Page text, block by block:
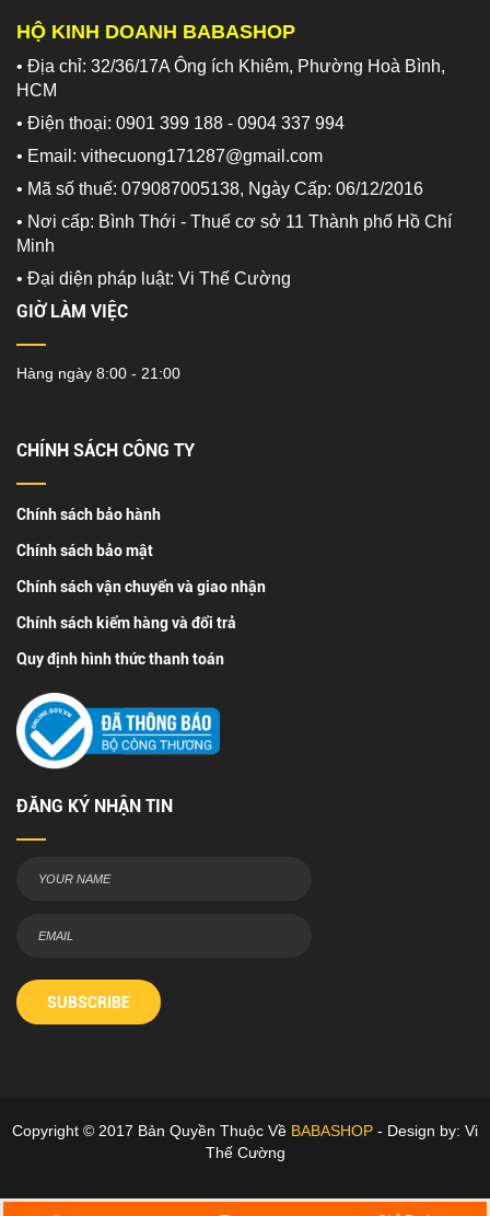
HỘ KINH DOANH BABASHOP
• Địa chỉ: 32/36/17A Ông ích Khiêm, Phường Hoà Bình,
HCM
• Điện thoại: 0901 399 188 - 0904 337 994
• Email: vithecuong171287@gmail.com
• Mã số thuế: 079087005138, Ngày Cấp: 06/12/2016
• Nơi cấp: Bình Thới - Thuế cơ sở 11 Thành phố Hồ Chí
Minh
• Đại diện pháp luật: Vi Thế Cường
GIỜ LÀM VIỆC
Hàng ngày 8:00 - 21:00
CHÍNH SÁCH CÔNG TY
Chính sách bảo hành
Chính sách bảo mật
Chính sách vận chuyển và giao nhận
Chính sách kiểm hàng và đổi trả
Quy định hình thức thanh toán
ĐĂNG KÝ NHẬN TIN
SUBSCRIBE
Copyright © 2017 Bản Quyền Thuộc Về BABASHOP - Design by: Vi
Thế Cường